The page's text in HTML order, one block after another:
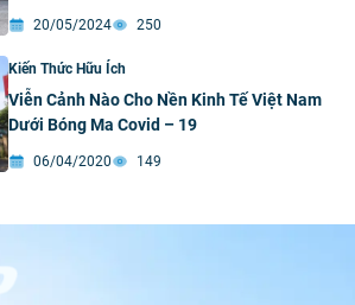
20/05/2024 250
Kiến Thức Hữu Ích
Viễn Cảnh Nào Cho Nền Kinh Tế Việt Nam
Dưới Bóng Ma Covid – 19
06/04/2020 149